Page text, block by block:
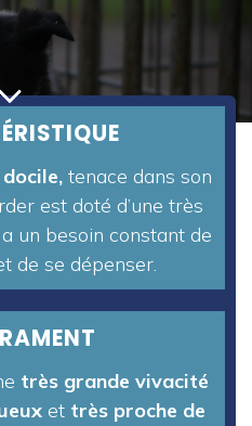
tenace dans son
est doté d’une très
un besoin constant de
de se dépenser.
très grande vivacité
ettrès proche de